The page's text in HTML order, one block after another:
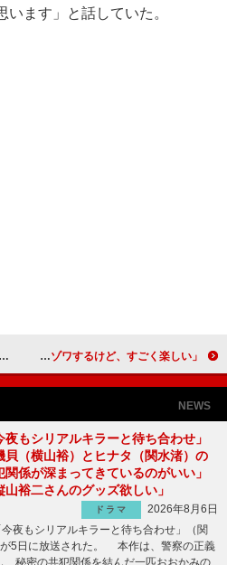
ます」と話していた。
佐々木希、“むし歯菌”の水族館をアピール 「ゾワゾワするけど、すごく楽しい」
NEWS
夜もシリアルキラーと待ち合わせ」
貝（横山裕）とヒナタ（関水渚）の
関係が深まってきているのがいい」
山裕二さんのグッズ欲しい」
ドラマ
2026年8月6日
夜もシリアルキラーと待ち合わせ」（関
5日に放送された。 本作は、警察の正義
秘密の共犯関係を結んだ一匹おおかみの